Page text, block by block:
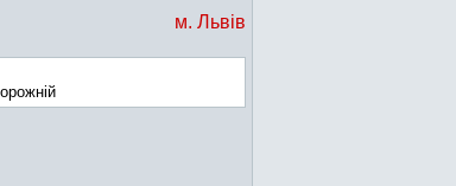
м. Львів